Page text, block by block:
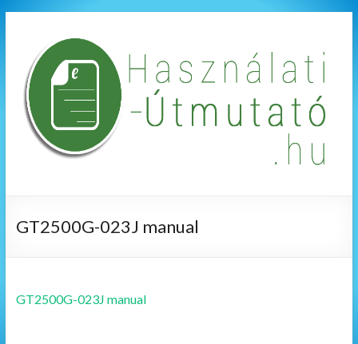
GT2500G-023J manual
GT2500G-023J manual